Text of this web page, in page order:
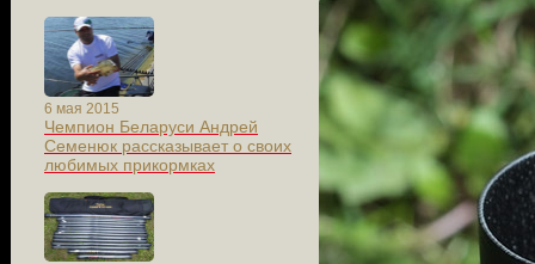
6 мая 2015
Чемпион Беларуси Андрей
Семенюк рассказывает о своих
любимых прикормках